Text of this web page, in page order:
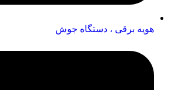
هویه برقی ، دستگاه جوش